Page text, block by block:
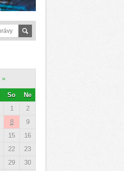
»
So
Ne
1
2
8
9
15
16
22
23
29
30